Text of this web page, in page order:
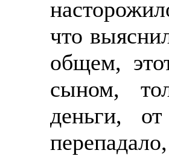
что
общем,
сыном,
деньги,